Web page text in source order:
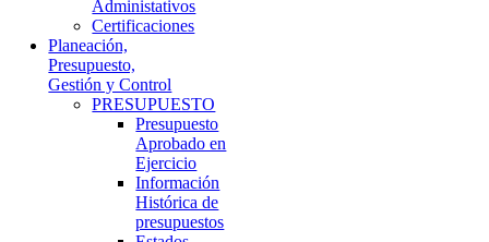
Administativos
Certificaciones
Planeación,
Presupuesto,
Gestión y Control
PRESUPUESTO
Presupuesto
Aprobado en
Ejercicio
Información
Histórica de
presupuestos